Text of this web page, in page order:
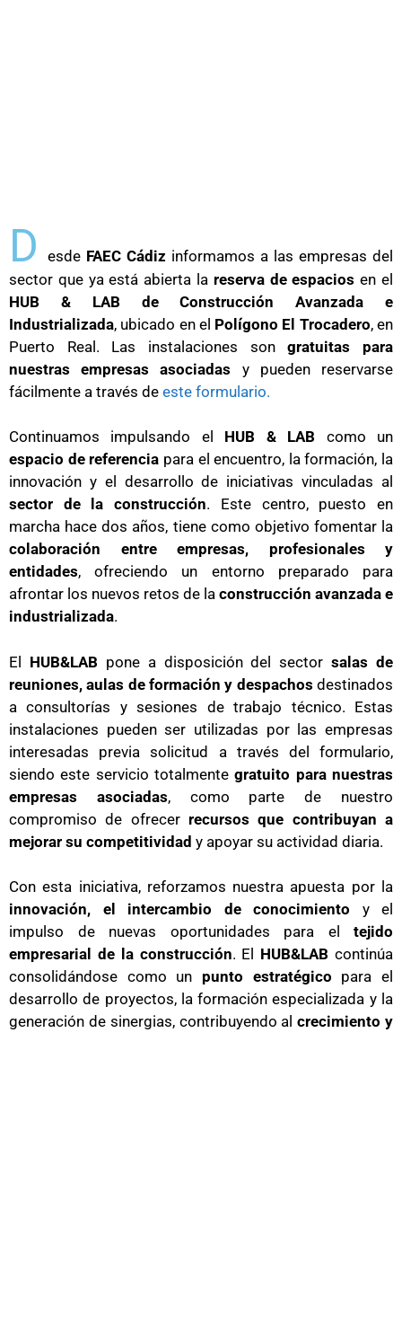
D esde FAEC Cádiz informamos a las empresas del
sector que ya está abierta la reserva de espacios en el
HUB & LAB de Construcción Avanzada e
Industrializada, ubicado en el Polígono El Trocadero, en
Puerto Real. Las instalaciones songratuitas para
nuestras empresas asociadas y pueden reservarse
fácilmente a través de este formulario.
Continuamos impulsando el HUB & LAB como un
espacio de referencia para el encuentro, la formación, la
innovación y el desarrollo de iniciativas vinculadas al
sector de la construcción. Este centro, puesto en
marcha hace dos años, tiene como objetivo fomentar la
colaboración entre empresas, profesionales y
entidades, ofreciendo un entorno preparado para
afrontar los nuevos retos de la construcción avanzada e
industrializada.
El HUB&LAB pone a disposición del sectorsalas de
reuniones, aulas de formación y despachos destinados
a consultorías y sesiones de trabajo técnico. Estas
instalaciones pueden ser utilizadas por las empresas
interesadas previa solicitud a través del formulario,
siendo este servicio totalmentegratuito para nuestras
empresas asociadas, como parte de nuestro
compromiso de ofrecer recursos que contribuyan a
mejorar su competitividad y apoyar su actividad diaria.
Con esta iniciativa, reforzamos nuestra apuesta por la
innovación, el intercambio de conocimiento y el
impulso de nuevas oportunidades para el tejido
empresarial de la construcción. El HUB&LAB continúa
consolidándose como un punto estratégico para el
desarrollo de proyectos, la formación especializada y la
generación de sinergias, contribuyendo alcrecimiento y